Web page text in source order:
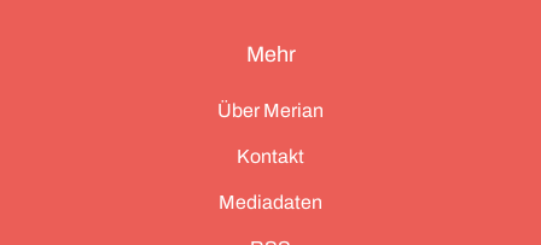
Mehr
Über Merian
Kontakt
Mediadaten